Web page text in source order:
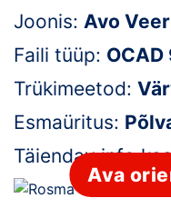
Tulemused
Dokumendid
Klubid
Püsirajad
Joonis: Avo
Faili tüüp: OCAD
Trükimeetod:
Esmaüritus:
Täiendav info
Ava